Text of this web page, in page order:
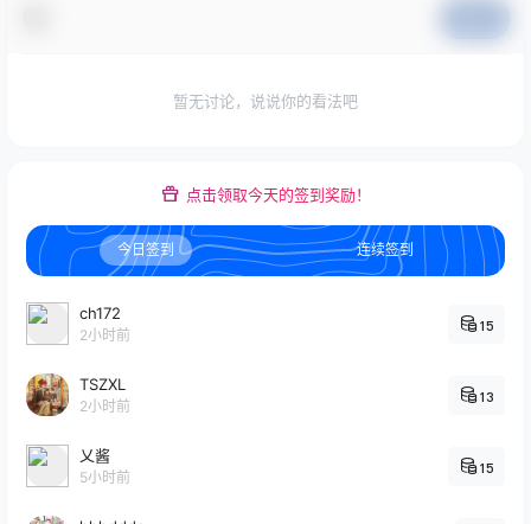
暂无讨论，说说你的看法吧
点击领取今天的签到奖励！
今日签到 连续签到
ch172
2小时前
15
TSZXL
2小时前
13
乂酱
5小时前
15